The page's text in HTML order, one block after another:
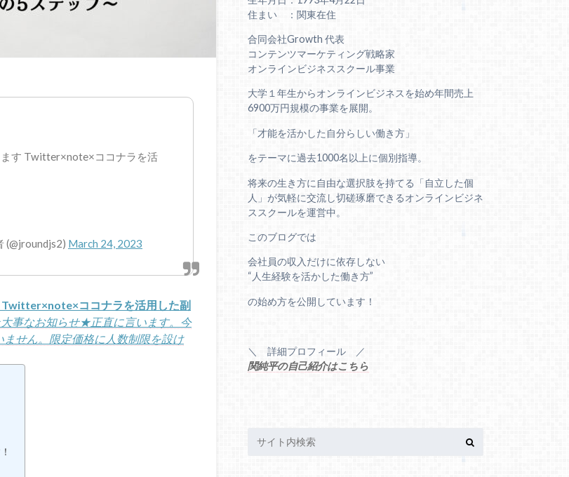
ます Twitter×note×ココナラを活
(@jroundjs2) March 24, 2023
ココナラを活用した副
事なお知らせ★正直に言います。今
せん。限定価格に人数制限を設け
住まい ：関東在住
合同会社Growth 代表
コンテンツマーケティング戦略家
オンラインビジネススクール事業
大学１年生からオンラインビジネスを始め年間売上
6900万円規模の事業を展開。
「才能を活かした自分らしい働き方」
をテーマに過去1000名以上に個別指導。
将来の生き方に自由な選択肢を持てる「自立した個
人」が気軽に交流し切磋琢磨できるオンラインビジネ
ススクールを運営中。
このブログでは
会社員の収入だけに依存しない
“人生経験を活かした働き方”
の始め方を公開しています！
＼ 詳細プロフィール ／
関純平の自己紹介はこちら